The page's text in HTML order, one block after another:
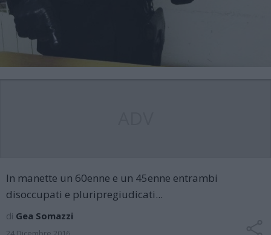
In manette un 60enne e un 45enne entrambi
disoccupati e pluripregiudicati...
di Gea Somazzi